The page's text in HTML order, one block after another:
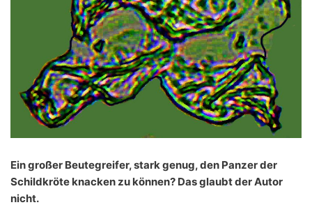
Ein großer Beutegreifer, stark genug, den Panzer der
Schildkröte knacken zu können? Das glaubt der Autor
nicht.